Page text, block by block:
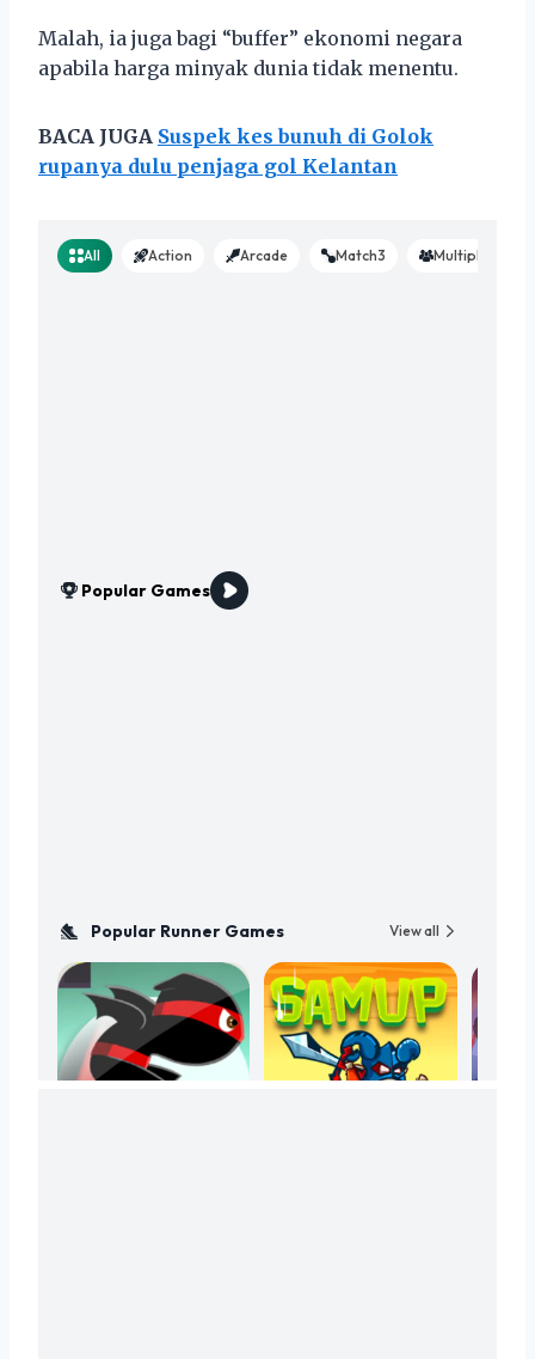
Malah, ia juga bagi “buffer” ekonomi negara
apabila harga minyak dunia tidak menentu.
BACA JUGA Suspek kes bunuh di Golok
rupanya dulu penjaga gol Kelantan